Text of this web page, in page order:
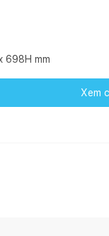
698H mm
van dừng
Xem